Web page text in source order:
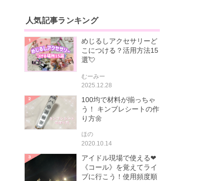
人気記事ランキング
めじるしアクセサリーど
こにつける？活用方法15
選💘
むーみー
2025.12.28
100均で材料が揃っちゃ
う！ キンブレシートの作
り方🌼
ほの
2020.10.14
アイドル現場で使える❤
《コール》を覚えてライ
ブに行こう！使用頻度順